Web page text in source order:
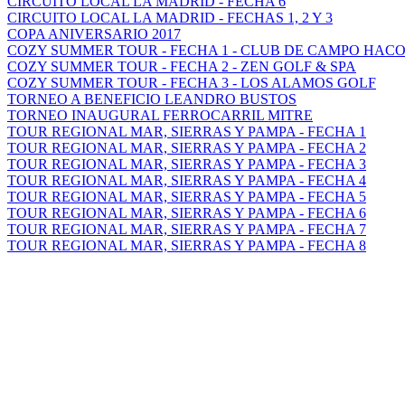
CIRCUITO LOCAL LA MADRID - FECHAS 1, 2 Y 3
COPA ANIVERSARIO 2017
COZY SUMMER TOUR - FECHA 1 - CLUB DE CAMPO
COZY SUMMER TOUR - FECHA 2 - ZEN GOLF & SPA
COZY SUMMER TOUR - FECHA 3 - LOS ALAMOS GOLF
TORNEO A BENEFICIO LEANDRO BUSTOS
TORNEO INAUGURAL FERROCARRIL MITRE
TOUR REGIONAL MAR, SIERRAS Y PAMPA - FECHA 1
TOUR REGIONAL MAR, SIERRAS Y PAMPA - FECHA 2
TOUR REGIONAL MAR, SIERRAS Y PAMPA - FECHA 3
TOUR REGIONAL MAR, SIERRAS Y PAMPA - FECHA 4
TOUR REGIONAL MAR, SIERRAS Y PAMPA - FECHA 5
TOUR REGIONAL MAR, SIERRAS Y PAMPA - FECHA 6
TOUR REGIONAL MAR, SIERRAS Y PAMPA - FECHA 7
TOUR REGIONAL MAR, SIERRAS Y PAMPA - FECHA 8